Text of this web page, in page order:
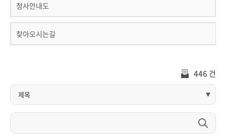
청사안내도
찾아오시는길
446 건